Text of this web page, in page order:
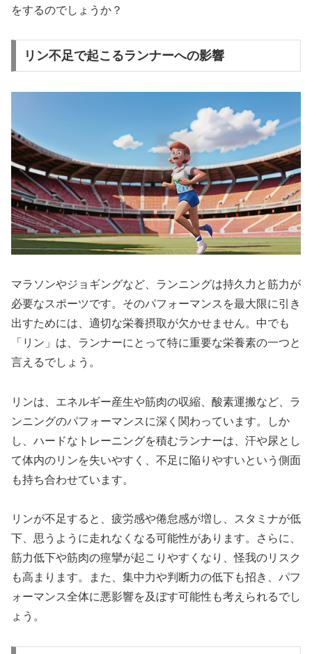
をするのでしょうか？
リン不足で起こるランナーへの影響
マラソンやジョギングなど、ランニングは持久力と筋力が
必要なスポーツです。そのパフォーマンスを最大限に引き
出すためには、適切な栄養摂取が欠かせません。中でも
「リン」は、ランナーにとって特に重要な栄養素の一つと
言えるでしょう。
リンは、エネルギー産生や筋肉の収縮、酸素運搬など、ラ
ンニングのパフォーマンスに深く関わっています。しか
し、 ハードなトレーニングを積むランナーは、汗や尿とし
て体内のリンを失いやすく、不足に陥りやすいという側面
も持ち合わせています。
リンが不足すると、 疲労感や倦怠感が増し、スタミナが低
下、思うように走れなくなる可能性があります。さらに、
筋力低下や筋肉の痙攣が起こりやすくなり、怪我のリスク
も高まります。また、 集中力や判断力の低下も招き、パフ
ォーマンス全体に悪影響を及ぼす可能性も考えられるでし
ょう。